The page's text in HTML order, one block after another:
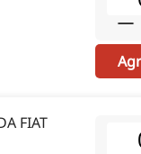
FIAT